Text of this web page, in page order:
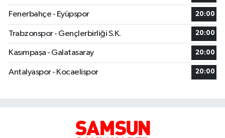
Fenerbahçe - Eyüpspor 20:00
Trabzonspor - Gençlerbirliği S.K. 20:00
Kasımpaşa - Galatasaray 20:00
Antalyaspor - Kocaelispor 20:00